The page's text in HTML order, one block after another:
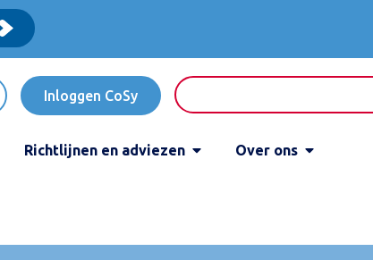
Inloggen CoSy
Richtlijnen en adviezen Over ons